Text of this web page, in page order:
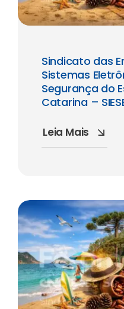
Sindicato das
Sistemas
Segurança do
Catarina –
Leia Mais